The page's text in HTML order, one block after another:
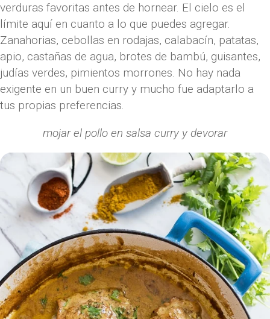
verduras favoritas antes de hornear. El cielo es el
límite aquí en cuanto a lo que puedes agregar.
Zanahorias, cebollas en rodajas, calabacín, patatas,
apio, castañas de agua, brotes de bambú, guisantes,
judías verdes, pimientos morrones. No hay nada
exigente en un buen curry y mucho fue adaptarlo a
tus propias preferencias.
mojar el pollo en salsa curry y devorar